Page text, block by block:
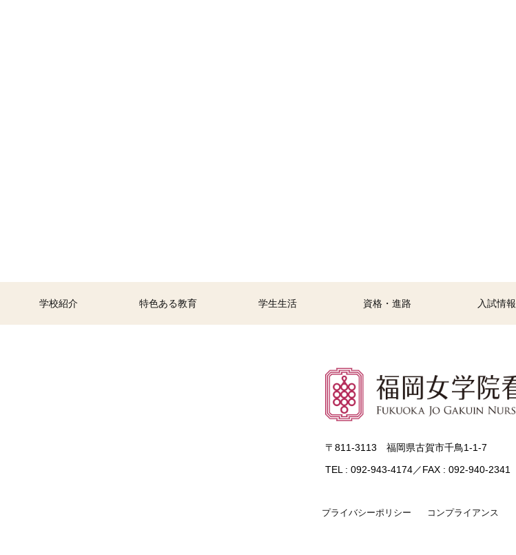
学校紹介 特色ある教育 学生生活 資格・進路 入試情報
〒811-3113 福岡県古賀市千鳥1-1-7
TEL : 092-943-4174／FAX : 092-940-2341
プライバシーポリシー コンプライアンス